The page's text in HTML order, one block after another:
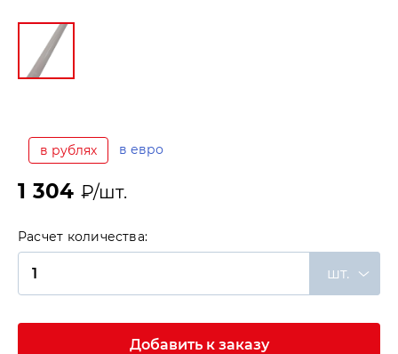
в рублях в евро
1 304 ₽/шт.
Расчет количества:
шт.
Добавить к заказу